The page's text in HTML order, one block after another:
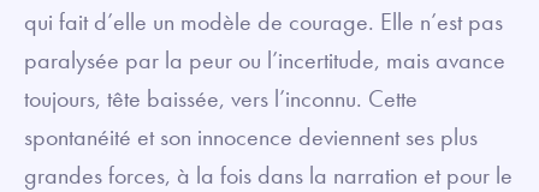
qui fait d’elle un modèle de courage. Elle n’est pas
paralysée par la peur ou l’incertitude, mais avance
toujours, tête baissée, vers l’inconnu. Cette
spontanéité et son innocence deviennent ses plus
grandes forces, à la fois dans la narration et pour le